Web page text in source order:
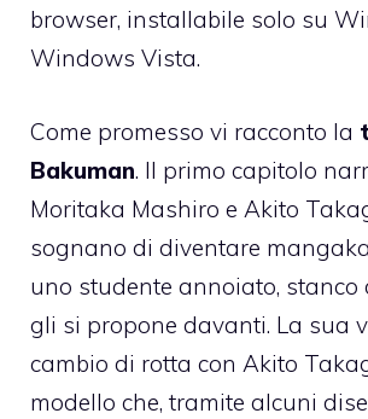
browser, installabile solo su
Windows Vista.
Come promesso vi racconto la
Bakuman. Il primo capitolo
Moritaka Mashiro e Akito
sognano di diventare
uno studente annoiato, stanco
gli si propone davanti. La sua
cambio di rotta con Akito
modello che, tramite alcuni